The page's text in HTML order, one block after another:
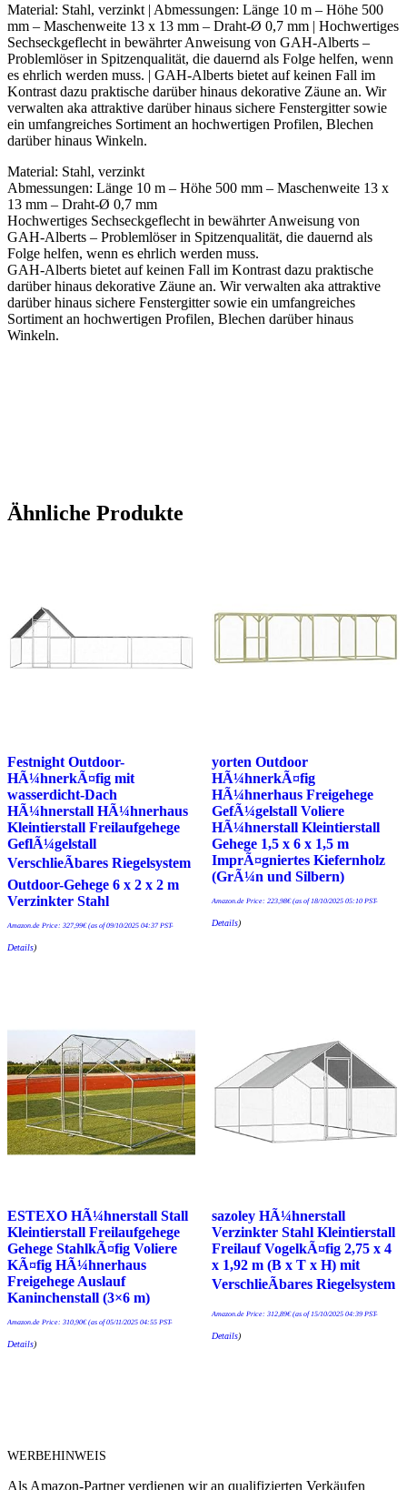
Material: Stahl, verzinkt | Abmessungen: Länge 10 m – Höhe 500
mm – Maschenweite 13 x 13 mm – Draht-Ø 0,7 mm | Hochwertiges
Sechseckgeflecht in bewährter Anweisung von GAH-Alberts –
Problemlöser in Spitzenqualität, die dauernd als Folge helfen, wenn
es ehrlich werden muss. | GAH-Alberts bietet auf keinen Fall im
Kontrast dazu praktische darüber hinaus dekorative Zäune an. Wir
verwalten aka attraktive darüber hinaus sichere Fenstergitter sowie
ein umfangreiches Sortiment an hochwertigen Profilen, Blechen
darüber hinaus Winkeln.
Material: Stahl, verzinkt
Abmessungen: Länge 10 m – Höhe 500 mm – Maschenweite 13 x
13 mm – Draht-Ø 0,7 mm
Hochwertiges Sechseckgeflecht in bewährter Anweisung von
GAH-Alberts – Problemlöser in Spitzenqualität, die dauernd als
Folge helfen, wenn es ehrlich werden muss.
GAH-Alberts bietet auf keinen Fall im Kontrast dazu praktische
darüber hinaus dekorative Zäune an. Wir verwalten aka attraktive
darüber hinaus sichere Fenstergitter sowie ein umfangreiches
Sortiment an hochwertigen Profilen, Blechen darüber hinaus
Winkeln.
Ähnliche Produkte
Festnight Outdoor-
HÃ¼hnerkÃ¤fig mit
wasserdicht-Dach
HÃ¼hnerstall HÃ¼hnerhaus
Kleintierstall Freilaufgehege
GeflÃ¼gelstall
VerschlieÃbares Riegelsystem
Outdoor-Gehege 6 x 2 x 2 m
Verzinkter Stahl
Amazon.de Price: 327,99€(as of 09/10/2025 04:37 PST-
Details)
yorten Outdoor
HÃ¼hnerkÃ¤fig
HÃ¼hnerhaus Freigehege
GefÃ¼gelstall Voliere
HÃ¼hnerstall Kleintierstall
Gehege 1,5 x 6 x 1,5 m
ImprÃ¤gniertes Kiefernholz
(GrÃ¼n und Silbern)
Amazon.de Price: 223,98€(as of 18/10/2025 05:10 PST-
Details)
ESTEXO HÃ¼hnerstall Stall
Kleintierstall Freilaufgehege
Gehege StahlkÃ¤fig Voliere
KÃ¤fig HÃ¼hnerhaus
Freigehege Auslauf
Kaninchenstall (3×6 m)
Amazon.de Price: 310,90€(as of 05/11/2025 04:55 PST-
Details)
sazoley HÃ¼hnerstall
Verzinkter Stahl Kleintierstall
Freilauf VogelkÃ¤fig 2,75 x 4
x 1,92 m (B x T x H) mit
VerschlieÃbares Riegelsystem
Amazon.de Price: 312,89€(as of 15/10/2025 04:39 PST-
Details)
WERBEHINWEIS
Als Amazon-Partner verdienen wir an qualifizierten Verkäufen